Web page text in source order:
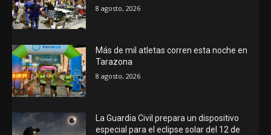
8 agosto, 2026
Más de mil atletas corren esta noche en
Tarazona
8 agosto, 2026
La Guardia Civil prepara un dispositivo
especial para el eclipse solar del 12 de